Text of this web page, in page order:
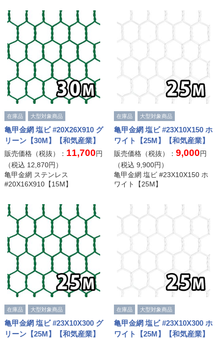
在庫品 大型対象商品
亀甲金網 塩ビ #20X26X910 グ
リーン【30M】【和気産業】
販売価格（税抜）： 11,700円
（税込 12,870円）
亀甲金網 ステンレス
#20X16X910【15M】
在庫品 大型対象商品
亀甲金網 塩ビ #23X10X150 ホ
ワイト【25M】【和気産業】
販売価格（税抜）：9,000円
（税込9,900円）
亀甲金網 塩ビ #23X10X150 ホ
ワイト【25M】
在庫品 大型対象商品
亀甲金網 塩ビ #23X10X300 グ
リーン【25M】【和気産業】
在庫品 大型対象商品
亀甲金網 塩ビ #23X10X300 ホ
ワイト【25M】【和気産業】